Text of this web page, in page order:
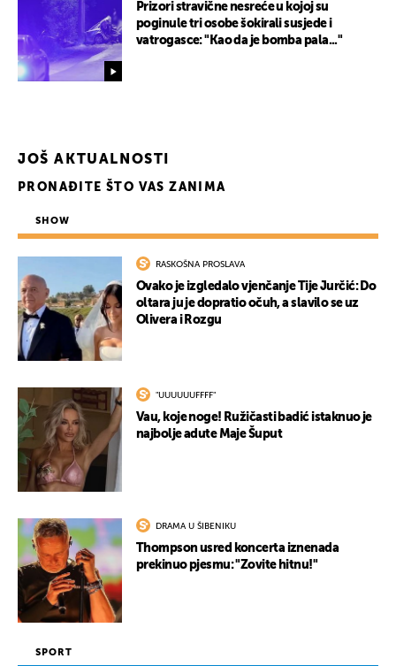
Prizori stravične nesreće u kojoj su
poginule tri osobe šokirali susjede i
vatrogasce: "Kao da je bomba pala..."
JOŠ AKTUALNOSTI
PRONAĐITE ŠTO VAS ZANIMA
SHOW
RASKOŠNA PROSLAVA
Ovako je izgledalo vjenčanje Tije Jurčić: Do
oltara ju je dopratio očuh, a slavilo se uz
Olivera i Rozgu
"UUUUUUFFFF"
Vau, koje noge! Ružičasti badić istaknuo je
najbolje adute Maje Šuput
DRAMA U ŠIBENIKU
Thompson usred koncerta iznenada
prekinuo pjesmu: "Zovite hitnu!"
SPORT